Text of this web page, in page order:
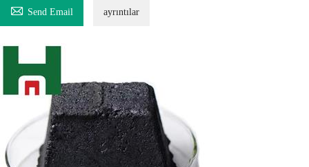
 Send Email ayrıntılar